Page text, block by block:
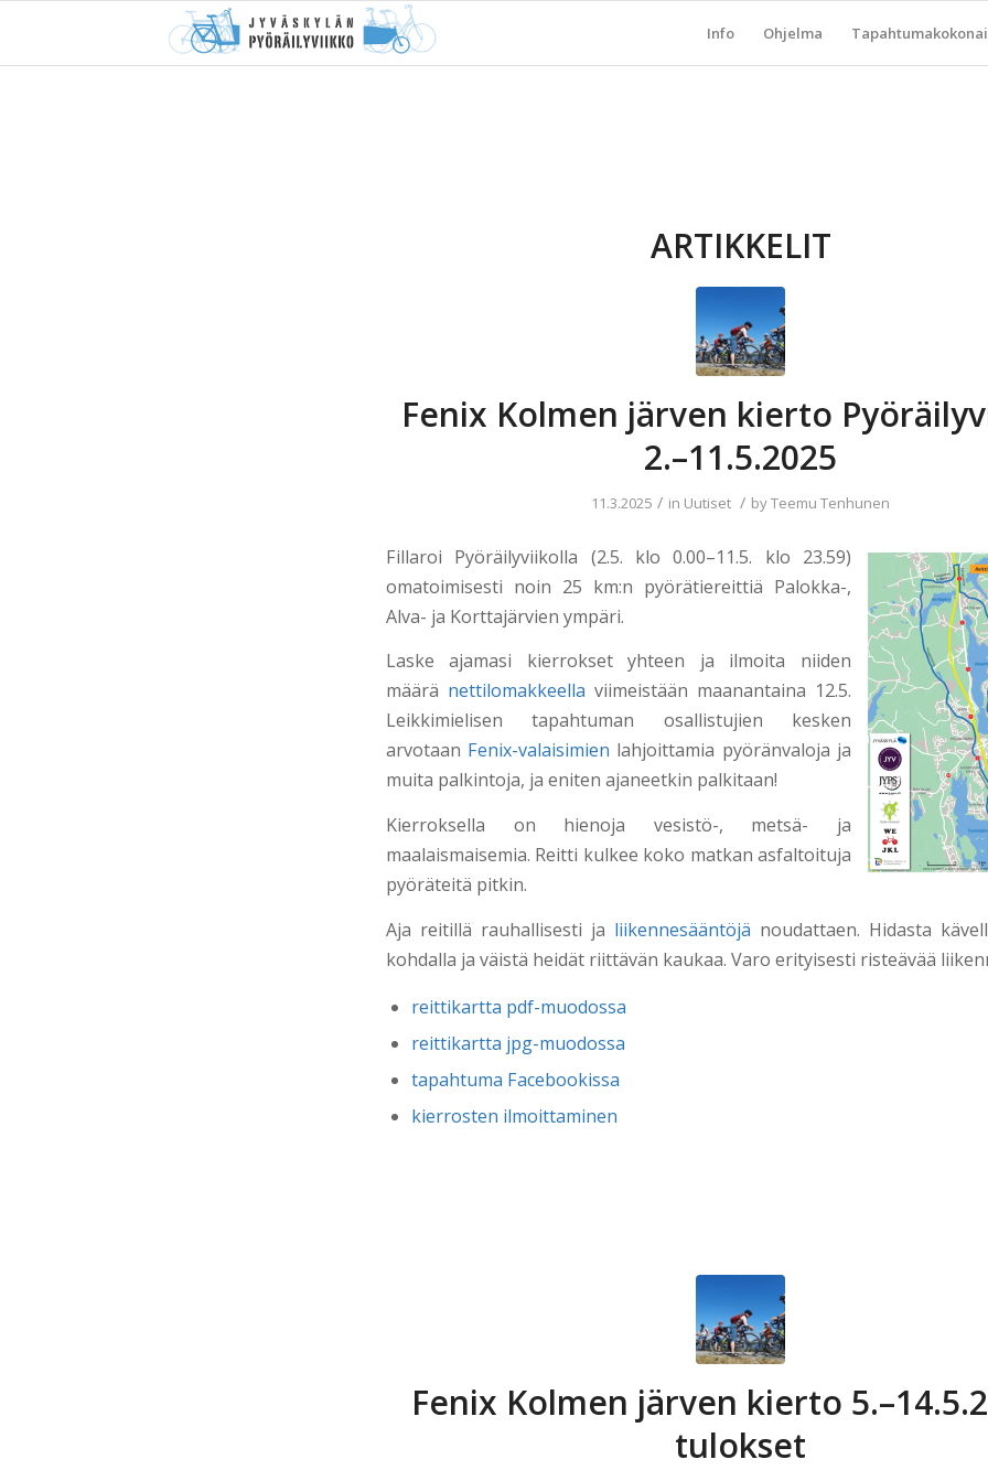
Info Ohjelma
ARTIKKELIT
Fenix Kolmen järven kierto
2.–11.5.2025
11.3.2025 / in Uutiset / byTeemu Tenhunen
Fillaroi Pyöräilyviikolla (2.5. klo 0.00–11.5. klo 23.59)
omatoimisesti noin 25 km:n pyörätiereittiä Palokka-,
Alva- ja Korttajärvien ympäri.
Laske ajamasi kierrokset yhteen ja ilmoita niiden
määrä nettilomakkeella viimeistään maanantaina 12.5.
Leikkimielisen tapahtuman osallistujien kesken
arvotaan Fenix-valaisimien lahjoittamia pyöränvaloja ja
muita palkintoja, ja eniten ajaneetkin palkitaan!
Kierroksella on hienoja vesistö-, metsä- ja
maalaismaisemia. Reitti kulkee koko matkan asfaltoituja
pyöräteitä pitkin.
Aja reitillä rauhallisesti ja liikennesääntöjä noudattaen. Hidasta
kohdalla ja väistä heidät riittävän kaukaa. Varo erityisesti risteävää
reittikartta pdf-muodossa
reittikartta jpg-muodossa
tapahtuma Facebookissa
kierrosten ilmoittaminen
Fenix Kolmen järven kierto
tulokset